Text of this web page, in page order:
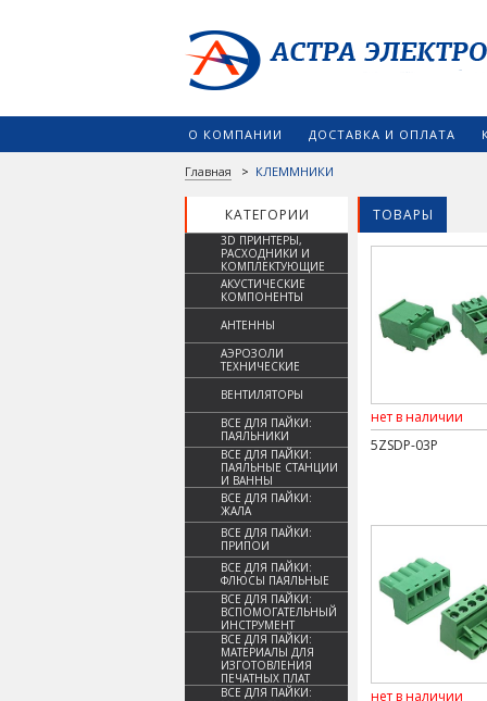
О КОМПАНИИ ДОСТАВКА И ОПЛАТА
Главная > КЛЕММНИКИ
КАТЕГОРИИ ТОВАРЫ
3D ПРИНТЕРЫ,
РАСХОДНИКИ И
КОМПЛЕКТУЮЩИЕ
АКУСТИЧЕСКИЕ
КОМПОНЕНТЫ
АНТЕННЫ
АЭРОЗОЛИ
ТЕХНИЧЕСКИЕ
ВЕНТИЛЯТОРЫ
ВСЕ ДЛЯ ПАЙКИ:
ПАЯЛЬНИКИ
ВСЕ ДЛЯ ПАЙКИ:
ПАЯЛЬНЫЕ СТАНЦИИ
И ВАННЫ
ВСЕ ДЛЯ ПАЙКИ:
ЖАЛА
ВСЕ ДЛЯ ПАЙКИ:
ПРИПОИ
ВСЕ ДЛЯ ПАЙКИ:
ФЛЮСЫ ПАЯЛЬНЫЕ
ВСЕ ДЛЯ ПАЙКИ:
ВСПОМОГАТЕЛЬНЫЙ
ИНСТРУМЕНТ
ВСЕ ДЛЯ ПАЙКИ:
МАТЕРИАЛЫ ДЛЯ
ИЗГОТОВЛЕНИЯ
ПЕЧАТНЫХ ПЛАТ
ВСЕ ДЛЯ ПАЙКИ:
нет в наличии
5ZSDP-03P
нет в наличии